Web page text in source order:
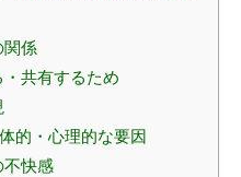
関係
共有するため
的・心理的な要因
不快感